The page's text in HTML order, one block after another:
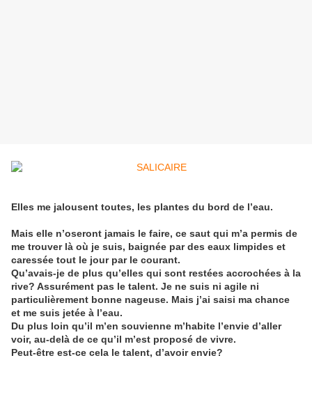
Elles me jalousent toutes, les plantes du bord de l’eau.
Mais elle n’oseront jamais le faire, ce saut qui m’a permis de
me trouver là où je suis, baignée par des eaux limpides et
caressée tout le jour par le courant.
Qu’avais-je de plus qu’elles qui sont restées accrochées à la
rive? Assurément pas le talent. Je ne suis ni agile ni
particulièrement bonne nageuse. Mais j’ai saisi ma chance
et me suis jetée à l’eau.
Du plus loin qu’il m’en souvienne m’habite l’envie d’aller
voir, au-delà de ce qu’il m’est proposé de vivre.
Peut-être est-ce cela le talent, d’avoir envie?